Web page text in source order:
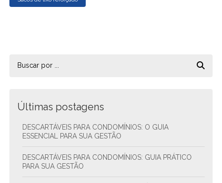
Últimas postagens
DESCARTÁVEIS PARA CONDOMÍNIOS: O GUIA
ESSENCIAL PARA SUA GESTÃO
DESCARTÁVEIS PARA CONDOMÍNIOS: GUIA PRÁTICO
PARA SUA GESTÃO